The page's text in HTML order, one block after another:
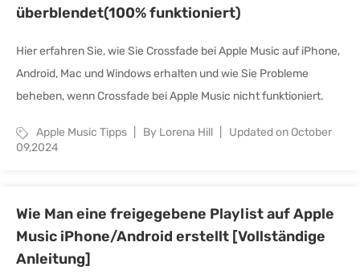
überblendet(100% funktioniert)
Hier erfahren Sie, wie Sie Crossfade bei Apple Music auf iPhone,
Android, Mac und Windows erhalten und wie Sie Probleme
beheben, wenn Crossfade bei Apple Music nicht funktioniert.
Apple Music Tipps By Lorena Hill
Updated on October
09,2024
Wie Man eine freigegebene Playlist auf Apple
Music iPhone/Android erstellt [Vollständige
Anleitung]